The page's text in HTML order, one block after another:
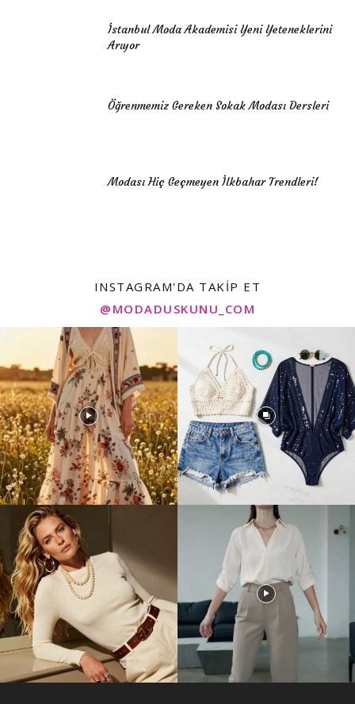
İstanbul Moda Akademisi Yeni Yeteneklerini
Arıyor
Öğrenmemiz Gereken Sokak Modası Dersleri
Modası Hiç Geçmeyen İlkbahar Trendleri!
INSTAGRAM'DA TAKIP ET
@MODADUSKUNU_COM